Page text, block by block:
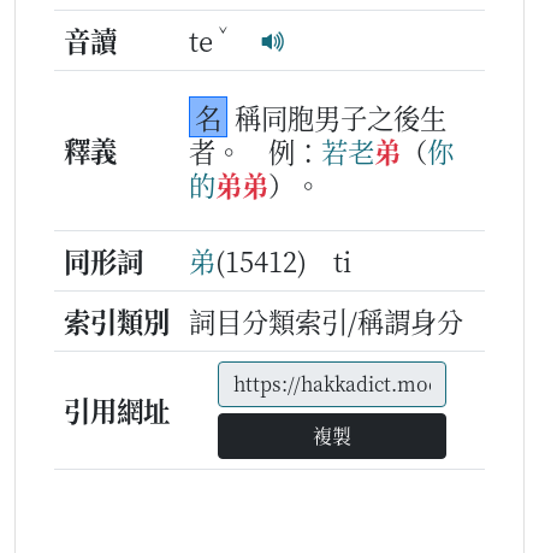
音讀 te ˇ
釋義
名 稱同胞男子之後生
者。
例： 若老弟 （你
的弟弟）。
同形詞
弟(15412) ti
索引類別 詞目分類索引/稱謂身分
引用網址
複製